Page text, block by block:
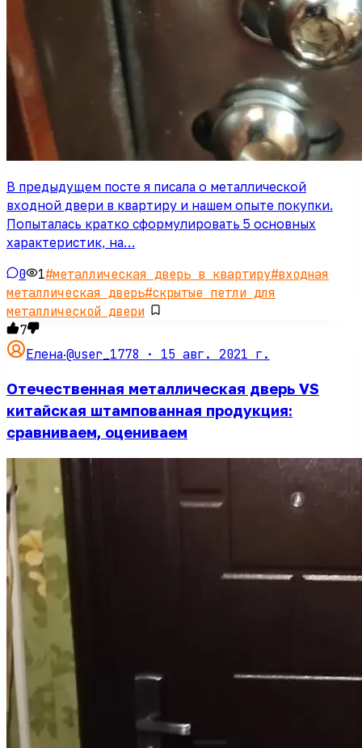
В предыдущем посте я писала о металлической
входной двери в квартиру и нашем опыте покупки.
Попыталась кратко сформулировать 5 основных
характеристик, на…
0 1#металлическая дверь в квартиру#входная
металлическая дверь#скрытые петли для
металлической двери
7
Елена·@user_1778 · 15 авг. 2021 г.
Отечественная металлическая дверь VS
китайская штампованная продукция:
сравниваем, оцениваем